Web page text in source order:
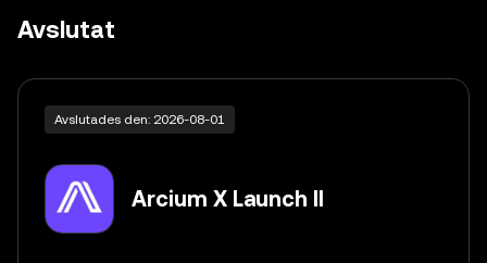
Avslutat
Avslutades den: 2026-08-01
Arcium X Launch II